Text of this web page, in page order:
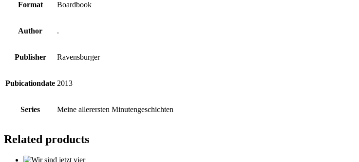
Format Boardbook
Author .
Publisher Ravensburger
Pubicationdate 2013
Series Meine allerersten Minutengeschichten
Related products